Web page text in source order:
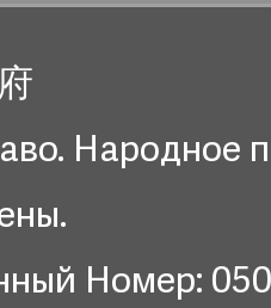
Народное
Номер: